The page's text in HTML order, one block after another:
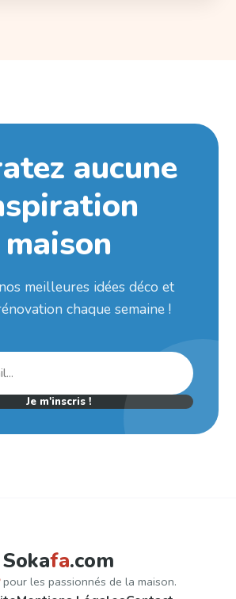
aucune
maison
meilleures idées déco et
chaque semaine !
Je m'inscris !
Sokafa.com
pour les passionnés de la maison.